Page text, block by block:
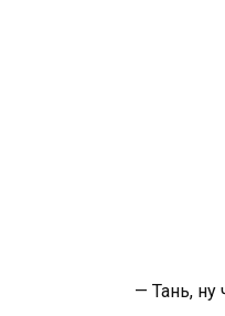
— Тань, ну